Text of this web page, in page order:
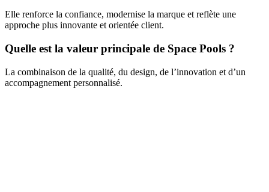
Elle renforce la confiance, modernise la marque et reflète une
approche plus innovante et orientée client.
Quelle est la valeur principale de Space Pools ?
La combinaison de la qualité, du design, de l’innovation et d’un
accompagnement personnalisé.